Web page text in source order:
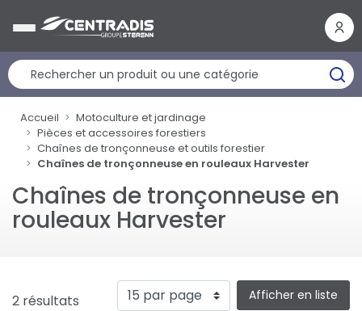
Accueil
Motoculture et jardinage
Pièces et accessoires forestiers
Chaînes de tronçonneuse et outils forestier
Chaînes de tronçonneuse en rouleaux Harvester
Chaînes de tronçonneuse en
rouleaux Harvester
2 résultats Afficher en liste